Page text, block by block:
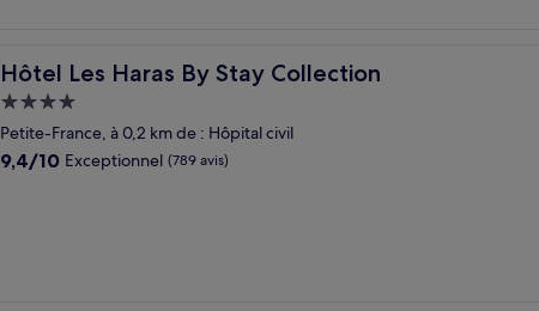
Hôtel Les Haras By Stay Collection
Hôtel Les Haras By Stay Collection
Hébergement
4.0 étoiles
Petite-France, à 0,2 km de : Hôpital civil
9.4
9,4/10 Exceptionnel (789 avis)